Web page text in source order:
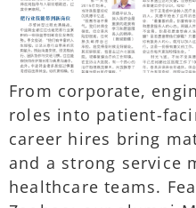
From corporate,
roles into patient-
career hires bring
and a strong service
healthcare teams.